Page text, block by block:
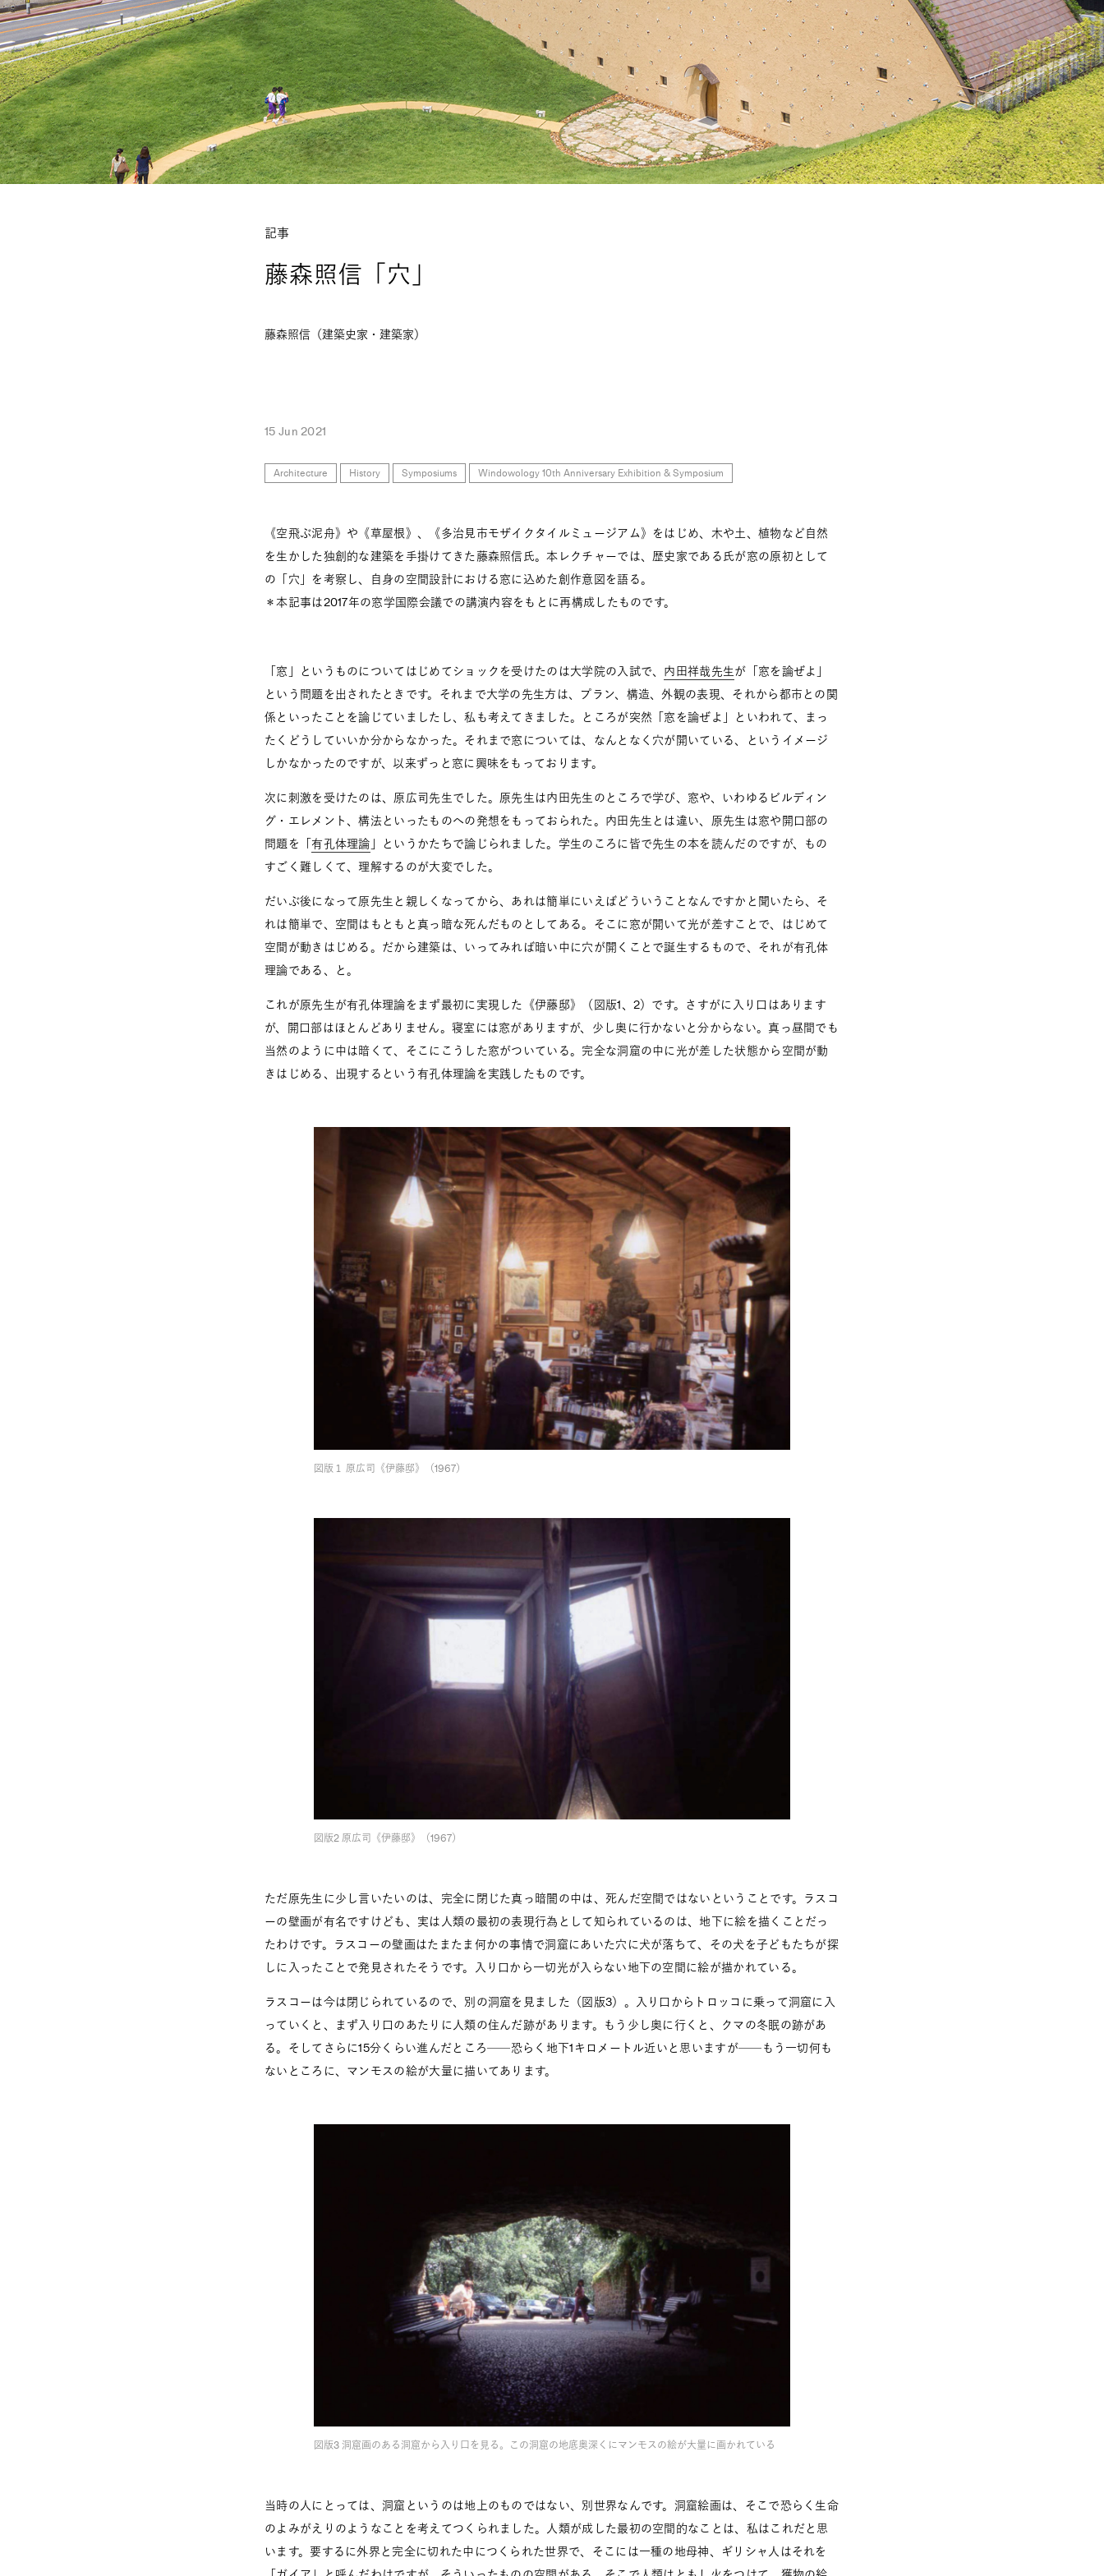
記事
藤森照信「穴」
藤森照信（建築史家・建築家）
15 Jun 2021
Architecture History Symposiums Windowology 10th Anniversary Exhibition & Symposium
《空飛ぶ泥舟》や《草屋根》、《多治見市モザイクタイルミュージアム》をはじめ、木や土、植物など自然
を生かした独創的な建築を手掛けてきた藤森照信氏。本レクチャーでは、歴史家である氏が窓の原初として
の「穴」を考察し、自身の空間設計における窓に込めた創作意図を語る。
＊本記事は2017年の窓学国際会議での講演内容をもとに再構成したものです。
「窓」というものについてはじめてショックを受けたのは大学院の入試で、 内田祥哉先生が「窓を論ぜよ」
という問題を出されたときです。それまで大学の先生方は、プラン、構造、外観の表現、それから都市との関
係といったことを論じていましたし、私も考えてきました。ところが突然「窓を論ぜよ」といわれて、まっ
たくどうしていいか分からなかった。それまで窓については、なんとなく穴が開いている、というイメージ
しかなかったのですが、以来ずっと窓に興味をもっております。
次に刺激を受けたのは、原広司先生でした。原先生は内田先生のところで学び、窓や、いわゆるビルディン
グ・エレメント、構法といったものへの発想をもっておられた。内田先生とは違い、原先生は窓や開口部の
問題を「 有孔体理論 」というかたちで論じられました。学生のころに皆で先生の本を読んだのですが、もの
すごく難しくて、理解するのが大変でした。
だいぶ後になって原先生と親しくなってから、あれは簡単にいえばどういうことなんですかと聞いたら、そ
れは簡単で、空間はもともと真っ暗な死んだものとしてある。そこに窓が開いて光が差すことで、はじめて
空間が動きはじめる。だから建築は、いってみれば暗い中に穴が開くことで誕生するもので、それが有孔体
理論である、と。
これが原先生が有孔体理論をまず最初に実現した《伊藤邸》（図版1、2）です。さすがに入り口はあります
が、開口部はほとんどありません。寝室には窓がありますが、少し奥に行かないと分からない。真っ昼間でも
当然のように中は暗くて、そこにこうした窓がついている。完全な洞窟の中に光が差した状態から空間が動
きはじめる、出現するという有孔体理論を実践したものです。
図版１ 原広司《伊藤邸》（1967）
図版2 原広司《伊藤邸》（1967）
ただ原先生に少し言いたいのは、完全に閉じた真っ暗闇の中は、死んだ空間ではないということです。ラスコ
ーの壁画が有名ですけども、実は人類の最初の表現行為として知られているのは、地下に絵を描くことだっ
たわけです。ラスコーの壁画はたまたま何かの事情で洞窟にあいた穴に犬が落ちて、その犬を子どもたちが探
しに入ったことで発見されたそうです。入り口から一切光が入らない地下の空間に絵が描かれている。
ラスコーは今は閉じられているので、別の洞窟を見ました（図版3）。入り口からトロッコに乗って洞窟に入
っていくと、まず入り口のあたりに人類の住んだ跡があります。もう少し奥に行くと、クマの冬眠の跡があ
る。そしてさらに15分くらい進んだところ──恐らく地下1キロメートル近いと思いますが──もう一切何も
ないところに、マンモスの絵が大量に描いてあります。
図版3 洞窟画のある洞窟から入り口を見る。この洞窟の地底奥深くにマンモスの絵が大量に画かれている
当時の人にとっては、洞窟というのは地上のものではない、別世界なんです。洞窟絵画は、そこで恐らく生命
のよみがえりのようなことを考えてつくられました。人類が成した最初の空間的なことは、私はこれだと思
います。要するに外界と完全に切れた中につくられた世界で、そこには一種の地母神、ギリシャ人はそれを